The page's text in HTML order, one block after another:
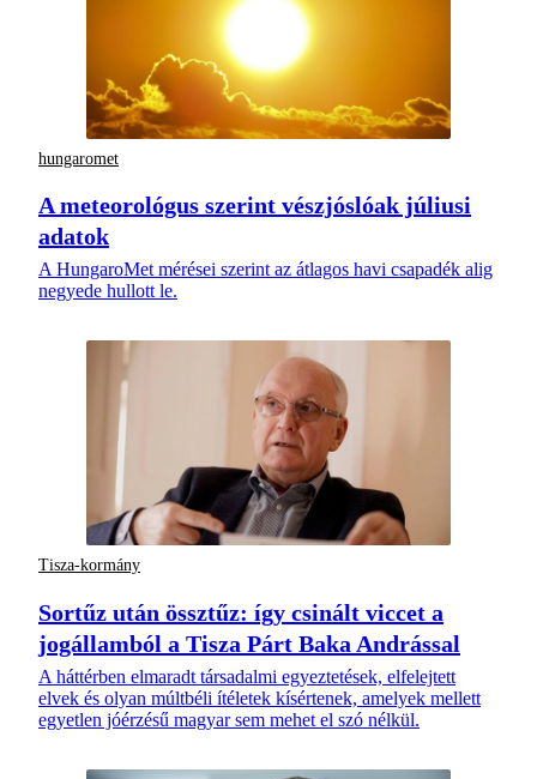
hungaromet
A meteorológus szerint vészjóslóak júliusi
adatok
A HungaroMet mérései szerint az átlagos havi csapadék alig
negyede hullott le.
Tisza-kormány
Sortűz után össztűz: így csinált viccet a
jogállamból a Tisza Párt Baka Andrással
A háttérben elmaradt társadalmi egyeztetések, elfelejtett
elvek és olyan múltbéli ítéletek kísértenek, amelyek mellett
egyetlen jóérzésű magyar sem mehet el szó nélkül.